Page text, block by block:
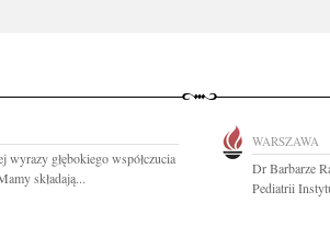
wyrazy głębokiego współczucia
składają...
WARSZAWA
Dr Barbarze
Pediatrii